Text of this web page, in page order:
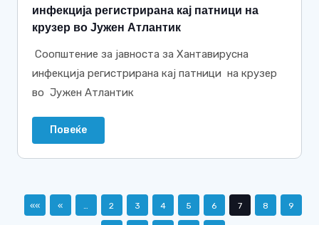
инфекција регистрирана кај патници на
крузер во Јужен Атлантик
Соопштение за јавноста за Хантавирусна
инфекција регистрирана кај патници на крузер
во Јужен Атлантик
Повеќе
«« « … 2 3 4 5 6 7 8 9